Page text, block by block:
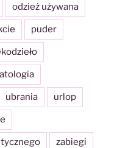
odzież używana
puder
ubrania urlop
zabiegi